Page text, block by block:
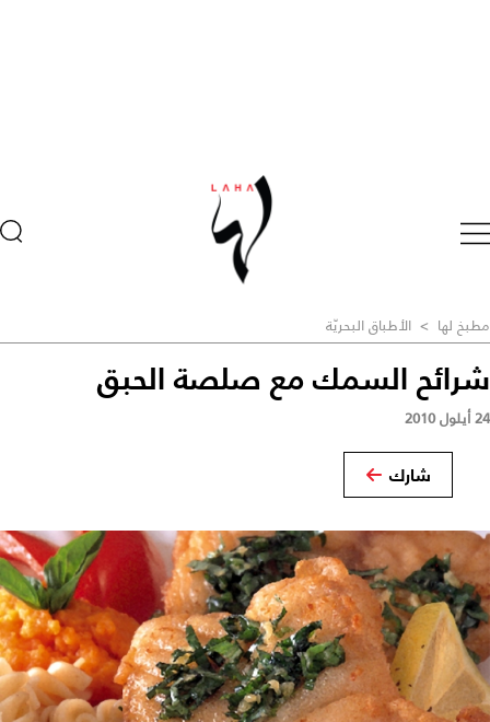
مطبخ لها > الأطباق البحريّة
شرائح السمك مع صلصة الحبق
24 أيلول 2010
شارك